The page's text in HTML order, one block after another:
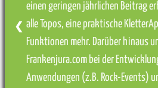
einen geringen jährlichen Beitrag
alle Topos, eine praktische
Funktionen mehr. Darüber hinaus
Frankenjura.com bei der
Anwendungen (z.B. Rock-Events)
❮